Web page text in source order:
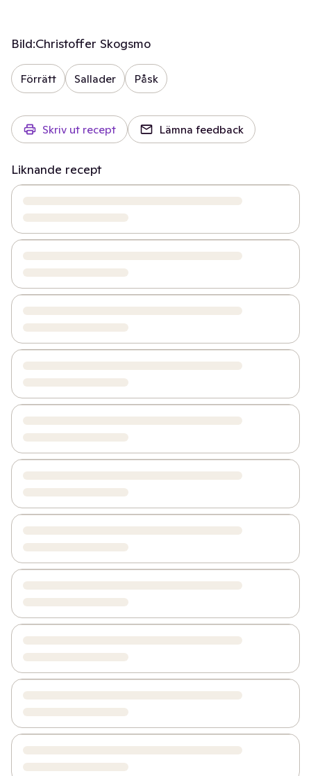
Bild:Christoffer Skogsmo
Förrätt Sallader Påsk
Skriv ut recept Lämna feedback
Liknande recept